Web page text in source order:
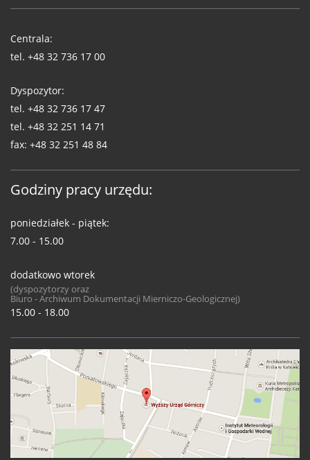
WUG
Centrala:
tel. +48 32 736 17 00
Dyspozytor:
tel. +48 32 736 17 47
tel. +48 32 251 14 71
fax: +48 32 251 48 84
Godziny pracy urzędu:
poniedziałek - piątek:
7.00 - 15.00
dodatkowo wtorek
(dyspozytorzy oraz
Biuro - Archiwum Dokumentacji Mierniczo-Geologicznej)
15.00 - 18.00